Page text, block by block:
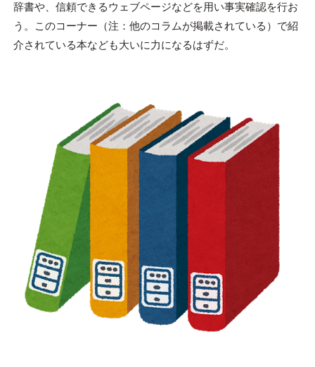
辞書や、信頼できるウェブページなどを用い事実確認を行お
う。このコーナー（注：他のコラムが掲載されている）で紹
介されている本なども大いに力になるはずだ。